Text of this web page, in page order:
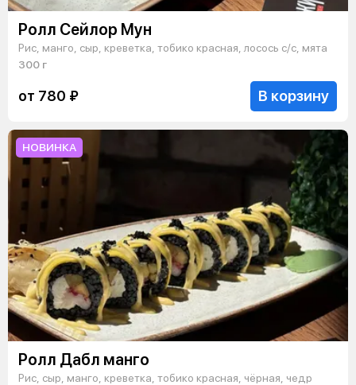
Ролл Сейлор Мун
Рис, манго, сыр, креветка, тобико красная, лосось с/с, мята
300 г
от 780 ₽ В корзину
НОВИНКА
Ролл Дабл манго
Рис, сыр, манго, креветка, тобико красная, чёрная, чедр